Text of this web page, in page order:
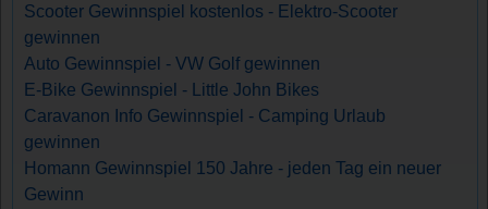
Scooter Gewinnspiel kostenlos - Elektro-Scooter
gewinnen
Auto Gewinnspiel - VW Golf gewinnen
E-Bike Gewinnspiel - Little John Bikes
Caravanon Info Gewinnspiel - Camping Urlaub
gewinnen
Homann Gewinnspiel 150 Jahre - jeden Tag ein neuer
Gewinn